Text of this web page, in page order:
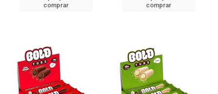
comprar
comprar